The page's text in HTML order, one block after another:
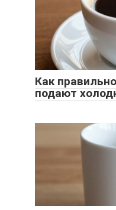
Как
подают